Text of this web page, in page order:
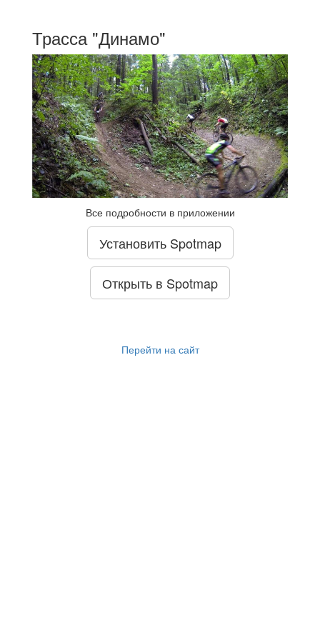
Трасса "Динамо"
Все подробности в приложении
Установить Spotmap
Открыть в Spotmap
Перейти на сайт